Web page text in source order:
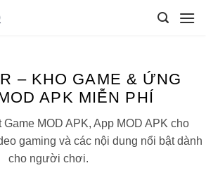
– KHO GAME & ỨNG
APK MIỄN PHÍ
Game MOD APK, App MOD APK cho
gaming và các nội dung nổi bật dành
cho người chơi.